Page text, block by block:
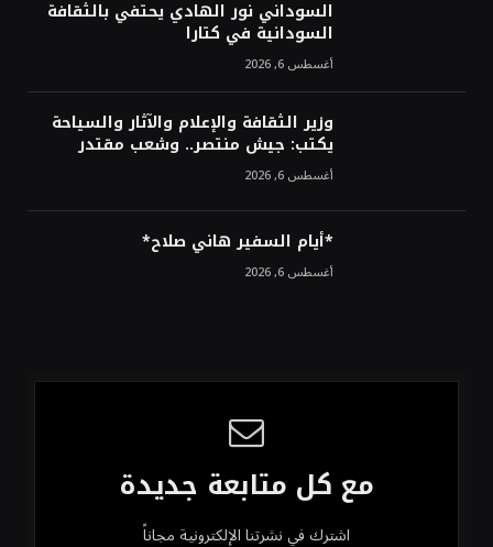
السوداني نور الهادي يحتفي بالثقافة
السودانية في كتارا
أغسطس 6, 2026
وزير الثقافة والإعلام والآثار والسياحة
يكتب: جيش منتصر.. وشعب مقتدر
أغسطس 6, 2026
*أيام السفير هاني صلاح*
أغسطس 6, 2026
مع كل متابعة جديدة
اشترك في نشرتنا الإلكترونية مجاناً